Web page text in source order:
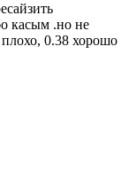
касым .но не
0.38 хорошо